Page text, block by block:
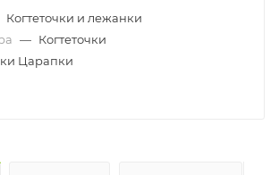
Когтеточки и лежанки
— Когтеточки
Царапки